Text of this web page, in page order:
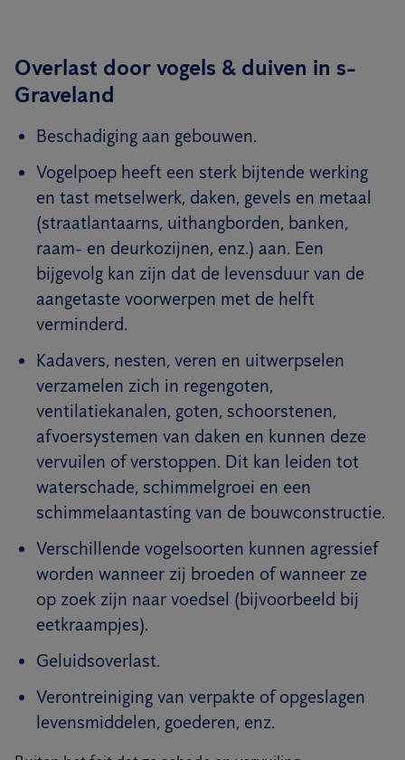
Overlast door vogels & duiven in s-
Graveland
Beschadiging aan gebouwen.
Vogelpoep heeft een sterk bijtende werking
en tast metselwerk, daken, gevels en metaal
(straatlantaarns, uithangborden, banken,
raam- en deurkozijnen, enz.) aan. Een
bijgevolg kan zijn dat de levensduur van de
aangetaste voorwerpen met de helft
verminderd.
Kadavers, nesten, veren en uitwerpselen
verzamelen zich in regengoten,
ventilatiekanalen, goten, schoorstenen,
afvoersystemen van daken en kunnen deze
vervuilen of verstoppen. Dit kan leiden tot
waterschade, schimmelgroei en een
schimmelaantasting van de bouwconstructie.
Verschillende vogelsoorten kunnen agressief
worden wanneer zij broeden of wanneer ze
op zoek zijn naar voedsel (bijvoorbeeld bij
eetkraampjes).
Geluidsoverlast.
Verontreiniging van verpakte of opgeslagen
levensmiddelen, goederen, enz.